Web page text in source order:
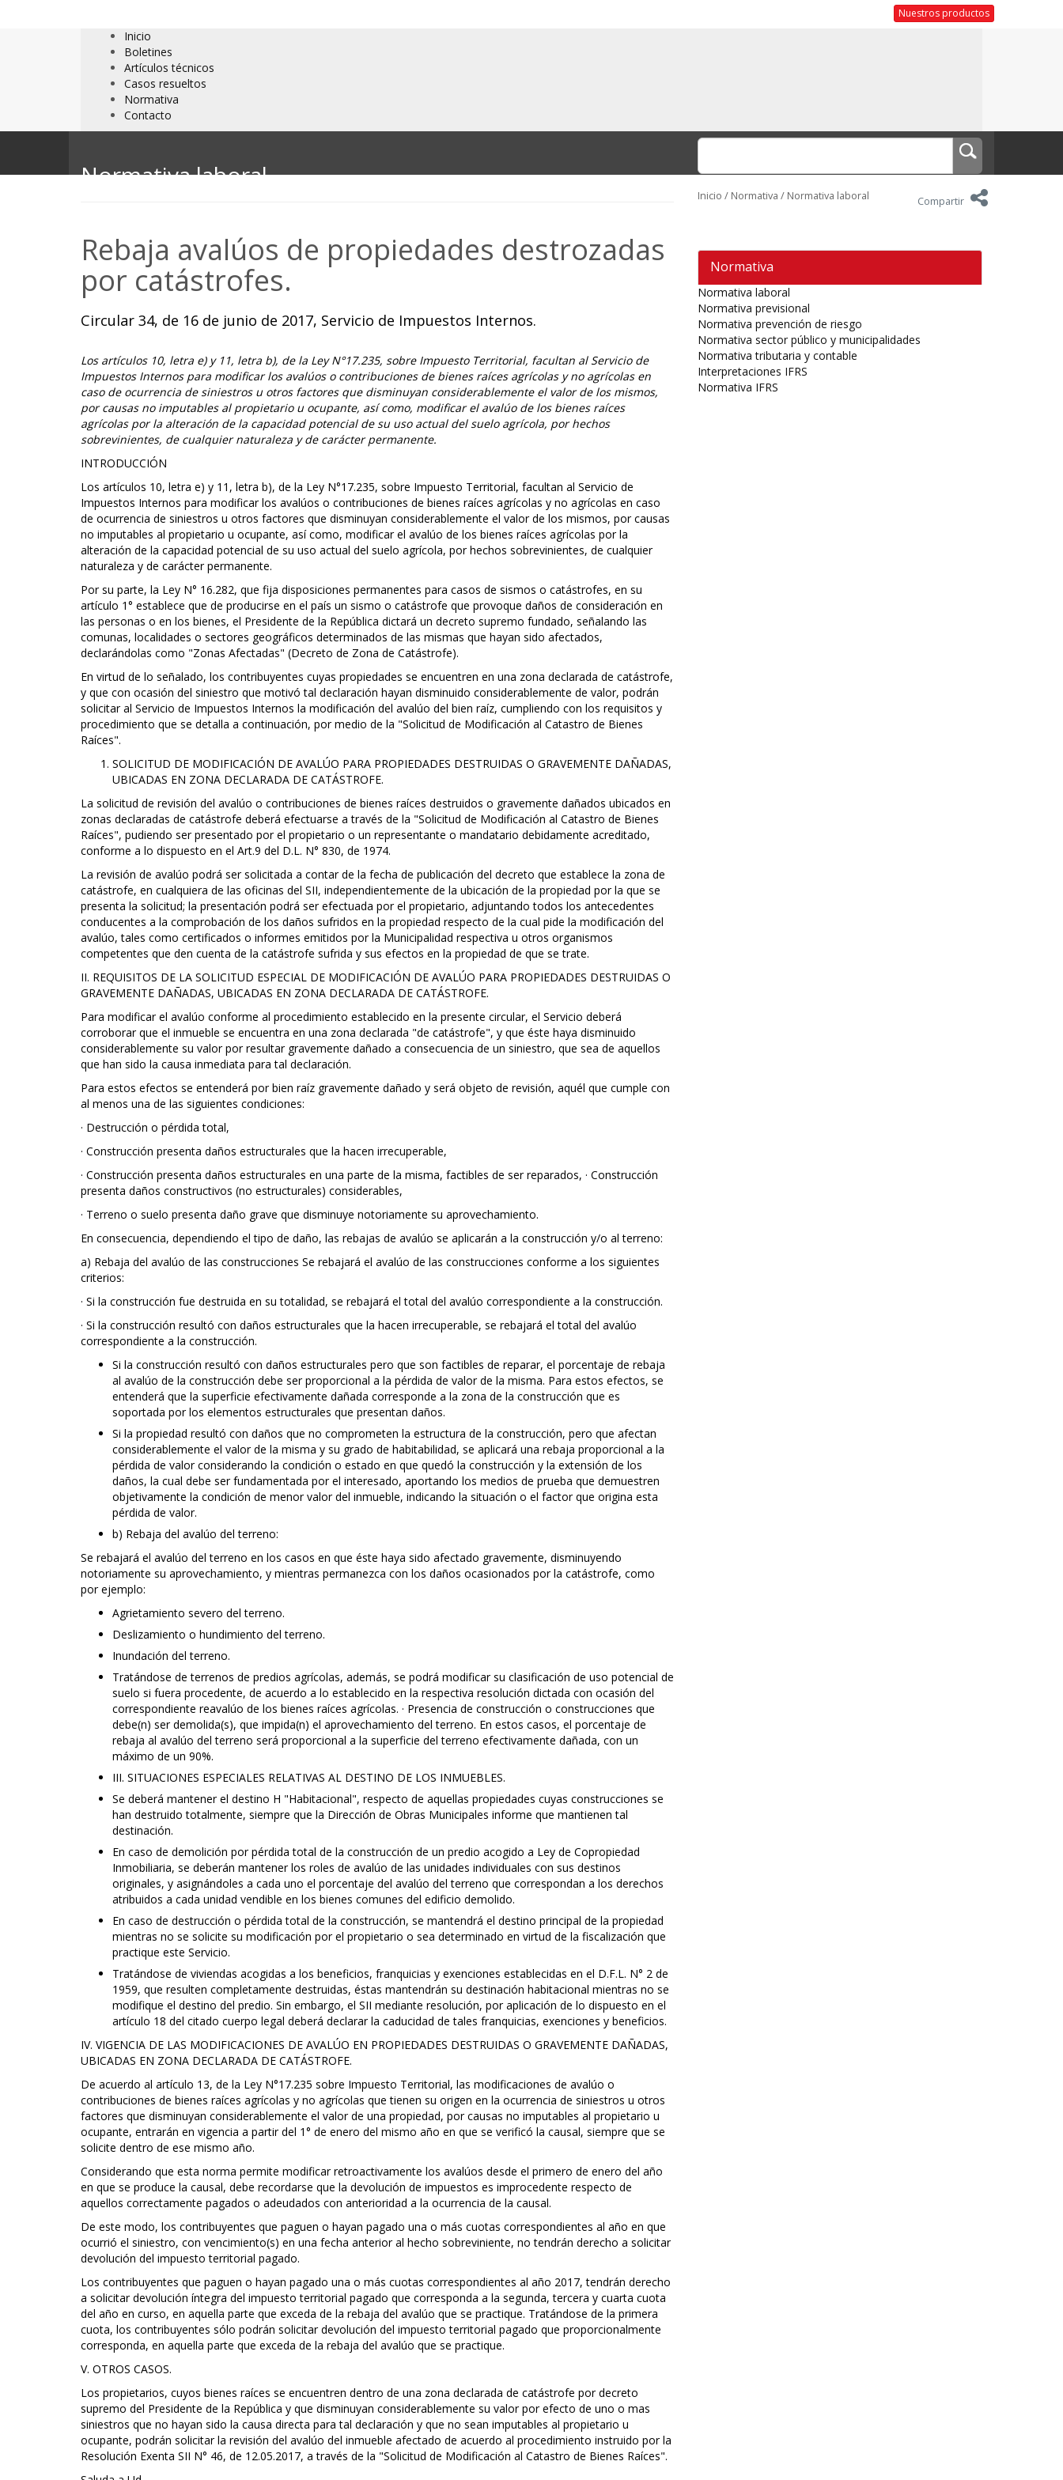
Nuestros productos
Inicio
Boletines
Artículos técnicos
Casos resueltos
Normativa
Contacto
Normativa laboral
Inicio / Normativa / Normativa laboral Compartir
Rebaja avalúos de propiedades destrozadas
por catástrofes.
Circular 34, de 16 de junio de 2017, Servicio de Impuestos Internos.
Los artículos 10, letra e) y 11, letra b), de la Ley N°17.235, sobre Impuesto Territorial, facultan al Servicio de
Impuestos Internos para modificar los avalúos o contribuciones de bienes raíces agrícolas y no agrícolas en
caso de ocurrencia de siniestros u otros factores que disminuyan considerablemente el valor de los mismos,
por causas no imputables al propietario u ocupante, así como, modificar el avalúo de los bienes raíces
agrícolas por la alteración de la capacidad potencial de su uso actual del suelo agrícola, por hechos
sobrevinientes, de cualquier naturaleza y de carácter permanente.
INTRODUCCIÓN
Los artículos 10, letra e) y 11, letra b), de la Ley N°17.235, sobre Impuesto Territorial, facultan al Servicio de
Impuestos Internos para modificar los avalúos o contribuciones de bienes raíces agrícolas y no agrícolas en caso
de ocurrencia de siniestros u otros factores que disminuyan considerablemente el valor de los mismos, por causas
no imputables al propietario u ocupante, así como, modificar el avalúo de los bienes raíces agrícolas por la
alteración de la capacidad potencial de su uso actual del suelo agrícola, por hechos sobrevinientes, de cualquier
naturaleza y de carácter permanente.
Por su parte, la Ley N° 16.282, que fija disposiciones permanentes para casos de sismos o catástrofes, en su
artículo 1° establece que de producirse en el país un sismo o catástrofe que provoque daños de consideración en
las personas o en los bienes, el Presidente de la República dictará un decreto supremo fundado, señalando las
comunas, localidades o sectores geográficos determinados de las mismas que hayan sido afectados,
declarándolas como "Zonas Afectadas" (Decreto de Zona de Catástrofe).
En virtud de lo señalado, los contribuyentes cuyas propiedades se encuentren en una zona declarada de catástrofe,
y que con ocasión del siniestro que motivó tal declaración hayan disminuido considerablemente de valor, podrán
solicitar al Servicio de Impuestos Internos la modificación del avalúo del bien raíz, cumpliendo con los requisitos y
procedimiento que se detalla a continuación, por medio de la "Solicitud de Modificación al Catastro de Bienes
Raíces".
SOLICITUD DE MODIFICACIÓN DE AVALÚO PARA PROPIEDADES DESTRUIDAS O GRAVEMENTE DAÑADAS,
UBICADAS EN ZONA DECLARADA DE CATÁSTROFE.
La solicitud de revisión del avalúo o contribuciones de bienes raíces destruidos o gravemente dañados ubicados en
zonas declaradas de catástrofe deberá efectuarse a través de la "Solicitud de Modificación al Catastro de Bienes
Raíces", pudiendo ser presentado por el propietario o un representante o mandatario debidamente acreditado,
conforme a lo dispuesto en el Art.9 del D.L. N° 830, de 1974.
La revisión de avalúo podrá ser solicitada a contar de la fecha de publicación del decreto que establece la zona de
catástrofe, en cualquiera de las oficinas del SII, independientemente de la ubicación de la propiedad por la que se
presenta la solicitud; la presentación podrá ser efectuada por el propietario, adjuntando todos los antecedentes
conducentes a la comprobación de los daños sufridos en la propiedad respecto de la cual pide la modificación del
avalúo, tales como certificados o informes emitidos por la Municipalidad respectiva u otros organismos
competentes que den cuenta de la catástrofe sufrida y sus efectos en la propiedad de que se trate.
II. REQUISITOS DE LA SOLICITUD ESPECIAL DE MODIFICACIÓN DE AVALÚO PARA PROPIEDADES DESTRUIDAS O
GRAVEMENTE DAÑADAS, UBICADAS EN ZONA DECLARADA DE CATÁSTROFE.
Para modificar el avalúo conforme al procedimiento establecido en la presente circular, el Servicio deberá
corroborar que el inmueble se encuentra en una zona declarada "de catástrofe", y que éste haya disminuido
considerablemente su valor por resultar gravemente dañado a consecuencia de un siniestro, que sea de aquellos
que han sido la causa inmediata para tal declaración.
Para estos efectos se entenderá por bien raíz gravemente dañado y será objeto de revisión, aquél que cumple con
al menos una de las siguientes condiciones:
· Destrucción o pérdida total,
· Construcción presenta daños estructurales que la hacen irrecuperable,
· Construcción presenta daños estructurales en una parte de la misma, factibles de ser reparados, · Construcción
presenta daños constructivos (no estructurales) considerables,
· Terreno o suelo presenta daño grave que disminuye notoriamente su aprovechamiento.
En consecuencia, dependiendo el tipo de daño, las rebajas de avalúo se aplicarán a la construcción y/o al terreno:
a) Rebaja del avalúo de las construcciones Se rebajará el avalúo de las construcciones conforme a los siguientes
criterios:
· Si la construcción fue destruida en su totalidad, se rebajará el total del avalúo correspondiente a la construcción.
· Si la construcción resultó con daños estructurales que la hacen irrecuperable, se rebajará el total del avalúo
correspondiente a la construcción.
Si la construcción resultó con daños estructurales pero que son factibles de reparar, el porcentaje de rebaja
al avalúo de la construcción debe ser proporcional a la pérdida de valor de la misma. Para estos efectos, se
entenderá que la superficie efectivamente dañada corresponde a la zona de la construcción que es
soportada por los elementos estructurales que presentan daños.
Si la propiedad resultó con daños que no comprometen la estructura de la construcción, pero que afectan
considerablemente el valor de la misma y su grado de habitabilidad, se aplicará una rebaja proporcional a la
pérdida de valor considerando la condición o estado en que quedó la construcción y la extensión de los
daños, la cual debe ser fundamentada por el interesado, aportando los medios de prueba que demuestren
objetivamente la condición de menor valor del inmueble, indicando la situación o el factor que origina esta
pérdida de valor.
b) Rebaja del avalúo del terreno:
Se rebajará el avalúo del terreno en los casos en que éste haya sido afectado gravemente, disminuyendo
notoriamente su aprovechamiento, y mientras permanezca con los daños ocasionados por la catástrofe, como
por ejemplo:
Agrietamiento severo del terreno.
Deslizamiento o hundimiento del terreno.
Inundación del terreno.
Tratándose de terrenos de predios agrícolas, además, se podrá modificar su clasificación de uso potencial de
suelo si fuera procedente, de acuerdo a lo establecido en la respectiva resolución dictada con ocasión del
correspondiente reavalúo de los bienes raíces agrícolas. · Presencia de construcción o construcciones que
debe(n) ser demolida(s), que impida(n) el aprovechamiento del terreno. En estos casos, el porcentaje de
rebaja al avalúo del terreno será proporcional a la superficie del terreno efectivamente dañada, con un
máximo de un 90%.
III. SITUACIONES ESPECIALES RELATIVAS AL DESTINO DE LOS INMUEBLES.
Se deberá mantener el destino H "Habitacional", respecto de aquellas propiedades cuyas construcciones se
han destruido totalmente, siempre que la Dirección de Obras Municipales informe que mantienen tal
destinación.
En caso de demolición por pérdida total de la construcción de un predio acogido a Ley de Copropiedad
Inmobiliaria, se deberán mantener los roles de avalúo de las unidades individuales con sus destinos
originales, y asignándoles a cada uno el porcentaje del avalúo del terreno que correspondan a los derechos
atribuidos a cada unidad vendible en los bienes comunes del edificio demolido.
En caso de destrucción o pérdida total de la construcción, se mantendrá el destino principal de la propiedad
mientras no se solicite su modificación por el propietario o sea determinado en virtud de la fiscalización que
practique este Servicio.
Tratándose de viviendas acogidas a los beneficios, franquicias y exenciones establecidas en el D.F.L. N° 2 de
1959, que resulten completamente destruidas, éstas mantendrán su destinación habitacional mientras no se
modifique el destino del predio. Sin embargo, el SII mediante resolución, por aplicación de lo dispuesto en el
artículo 18 del citado cuerpo legal deberá declarar la caducidad de tales franquicias, exenciones y beneficios.
IV. VIGENCIA DE LAS MODIFICACIONES DE AVALÚO EN PROPIEDADES DESTRUIDAS O GRAVEMENTE DAÑADAS,
UBICADAS EN ZONA DECLARADA DE CATÁSTROFE.
De acuerdo al artículo 13, de la Ley N°17.235 sobre Impuesto Territorial, las modificaciones de avalúo o
contribuciones de bienes raíces agrícolas y no agrícolas que tienen su origen en la ocurrencia de siniestros u otros
factores que disminuyan considerablemente el valor de una propiedad, por causas no imputables al propietario u
ocupante, entrarán en vigencia a partir del 1° de enero del mismo año en que se verificó la causal, siempre que se
solicite dentro de ese mismo año.
Considerando que esta norma permite modificar retroactivamente los avalúos desde el primero de enero del año
en que se produce la causal, debe recordarse que la devolución de impuestos es improcedente respecto de
aquellos correctamente pagados o adeudados con anterioridad a la ocurrencia de la causal.
De este modo, los contribuyentes que paguen o hayan pagado una o más cuotas correspondientes al año en que
ocurrió el siniestro, con vencimiento(s) en una fecha anterior al hecho sobreviniente, no tendrán derecho a solicitar
devolución del impuesto territorial pagado.
Los contribuyentes que paguen o hayan pagado una o más cuotas correspondientes al año 2017, tendrán derecho
a solicitar devolución íntegra del impuesto territorial pagado que corresponda a la segunda, tercera y cuarta cuota
del año en curso, en aquella parte que exceda de la rebaja del avalúo que se practique. Tratándose de la primera
cuota, los contribuyentes sólo podrán solicitar devolución del impuesto territorial pagado que proporcionalmente
corresponda, en aquella parte que exceda de la rebaja del avalúo que se practique.
V. OTROS CASOS.
Los propietarios, cuyos bienes raíces se encuentren dentro de una zona declarada de catástrofe por decreto
supremo del Presidente de la República y que disminuyan considerablemente su valor por efecto de uno o mas
siniestros que no hayan sido la causa directa para tal declaración y que no sean imputables al propietario u
ocupante, podrán solicitar la revisión del avalúo del inmueble afectado de acuerdo al procedimiento instruido por la
Resolución Exenta SII N° 46, de 12.05.2017, a través de la "Solicitud de Modificación al Catastro de Bienes Raíces".
Normativa
Normativa laboral
Normativa previsional
Normativa prevención de riesgo
Normativa sector público y municipalidades
Normativa tributaria y contable
Interpretaciones IFRS
Normativa IFRS